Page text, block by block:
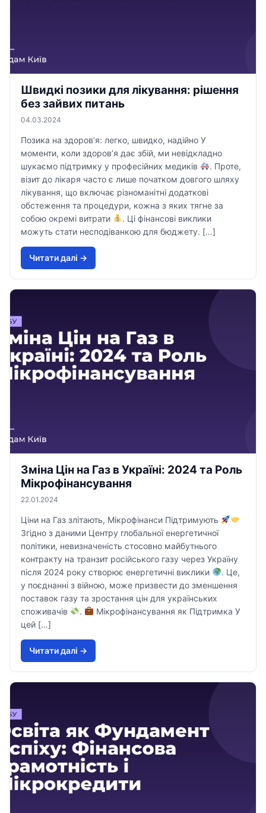
Швидкі позики для лікування: рішення
без зайвих питань
04.03.2024
Позика на здоров’я: легко, швидко, надійно У
моменти, коли здоров’я дає збій, ми невідкладно
шукаємо підтримку у професійних медиків
. Проте,
візит до лікаря часто є лише початком довгого шляху
лікування, що включає різноманітні додаткові
обстеження та процедури, кожна з яких тягне за
собою окремі витрати
. Ці фінансові виклики
можуть стати несподіванкою для бюджету. […]
Читати далi →
Зміна Цін на Газ в Україні: 2024 та Роль
Мікрофінансування
22.01.2024
Ціни на Газ злітають, Мікрофінанси Підтримують
Згідно з даними Центру глобальної енергетичної
політики, невизначеність стосовно майбутнього
контракту на транзит російського газу через Україну
після 2024 року створює енергетичні виклики
. Це,
у поєднанні з війною, може призвести до зменшення
поставок газу та зростання цін для українських
споживачів
.
Мікрофінансування як Підтримка У
цей […]
Читати далi →